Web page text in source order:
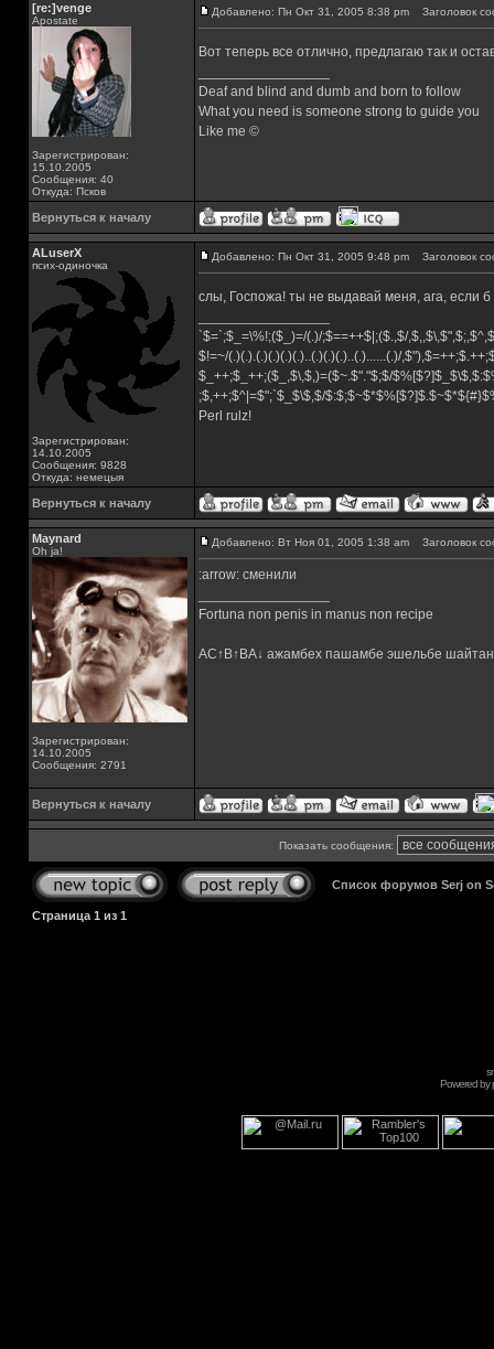
[re:]venge
Apostate
Зарегистрирован:
15.10.2005
Сообщения: 40
Откуда: Псков
Добавлено: Пн Окт 31, 2005 8:38 pm Заголовок
Вот теперь все отлично, предлагаю так и
Deaf and blind and dumb and born to follow
What you need is someone strong to guide you
Like me ©
Вернуться к началу
ALuserX
псих-одиночка
Зарегистрирован:
14.10.2005
Сообщения: 9828
Откуда: немецыя
Добавлено: Пн Окт 31, 2005 9:48 pm Заголовок
слы, Госпожа! ты не выдавай меня, ага, если
`$=`;$_=\%!;($_)=/(.)/;$==++$|;($.,$/
$!=~/(.)(.).(.)(.)(.)(.)..(.)(.)(.)..(.)......(.)/
$_++;$_++;($_,$\,$,)=($~.$"."$;$/
;$,++;$^|=$";`$_$\$,$/
Perl rulz!
Вернуться к началу
Maynard
Oh ja!
Зарегистрирован:
14.10.2005
Сообщения: 2791
Добавлено: Вт Ноя 01, 2005 1:38 am Заголовок
:arrow: сменили
Fortuna non penis in manus non recipe
AC↑B↑BA↓ ажамбех пашамбе эшельбе
Вернуться к началу
Показать сообщения:
Список форумов Serj on
Страница 1 из 1
Powered by